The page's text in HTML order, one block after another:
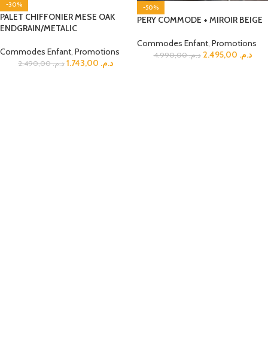
-30%
PALET CHIFFONIER MESE OAK
ENDGRAIN/METALIC
Commodes Enfant, Promotions
د.م.2.490,00 د.م.
-50%
PERY COMMODE + MIROIR BEIGE
Commodes Enfant, Promotions
د.م.4.990,00 د.م.